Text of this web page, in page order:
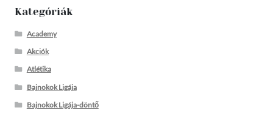
Kategóriák
Academy
Akciók
Atlétika
Bajnokok Ligája
Bajnokok Ligája-döntő